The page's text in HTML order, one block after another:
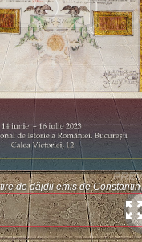
de dăjdii emis de